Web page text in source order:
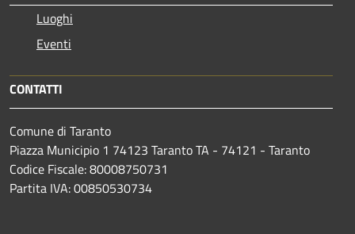
Luoghi
Eventi
CONTATTI
Comune di Taranto
Piazza Municipio 1 74123 Taranto TA - 74121 - Taranto
Codice Fiscale: 80008750731
Partita IVA: 00850530734